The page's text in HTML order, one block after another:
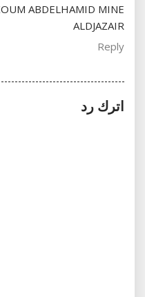
ABDELHAMID MINE
ALDJAZAIR
Reply
اترك رد